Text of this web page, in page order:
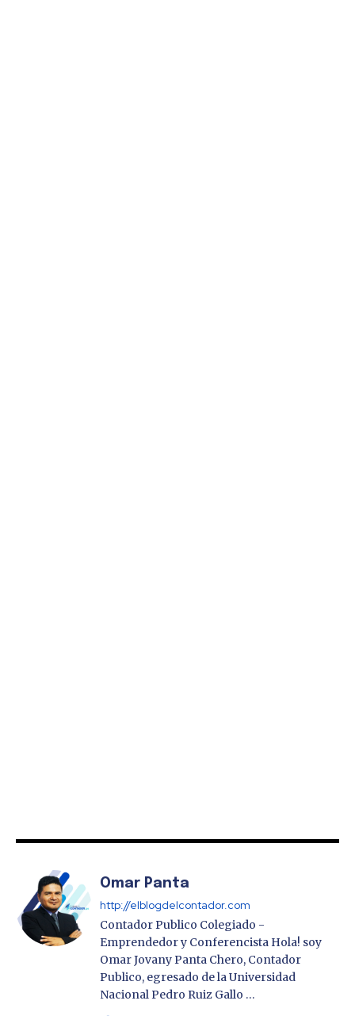
Omar Panta
http://elblogdelcontador.com
Contador Publico Colegiado -
Emprendedor y Conferencista Hola! soy
Omar Jovany Panta Chero, Contador
Publico, egresado de la Universidad
Nacional Pedro Ruiz Gallo …